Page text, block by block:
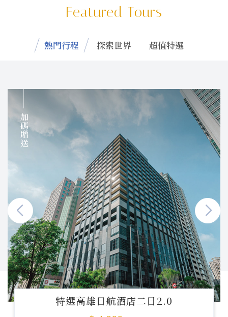
Featured Tours
熱門行程 探索世界 超值特選
加碼贈送
特選高雄日航酒店二日2.0